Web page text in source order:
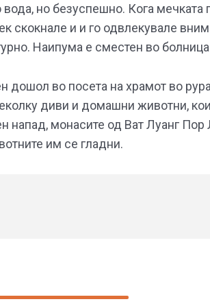
но безуспешно. Кога мечката
скокнале и и го одвлекувале
Наипума е сместен во
дошол во посета на храмот во
диви и домашни животни,
напад, монасите од Ват Луанг Пор
им се гладни.